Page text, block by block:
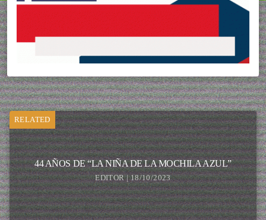
RELATED
44 AÑOS DE “LA NIÑA DE LA MOCHILA AZUL”
EDITOR | 18/10/2023